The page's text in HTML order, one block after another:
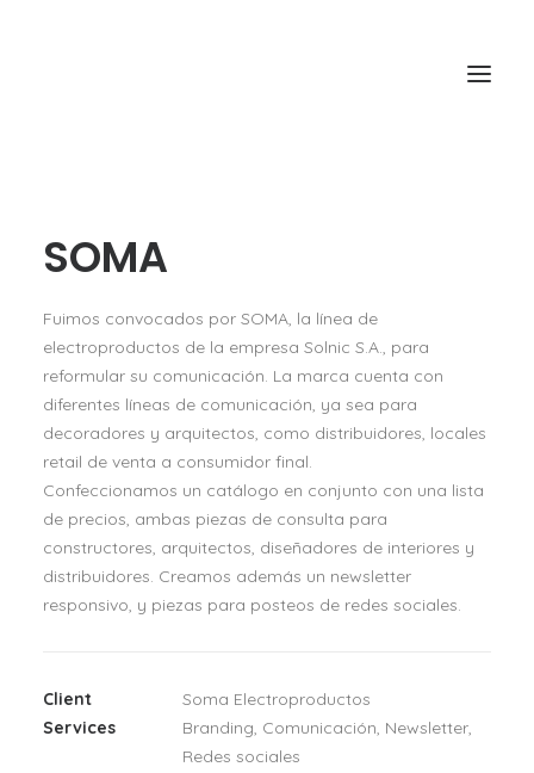
QUÉ HACEMOS
CÓMO LO HACEMOS
CONTACTO
SOMA
Fuimos convocados por SOMA, la línea de
electroproductos de la empresa Solnic S.A., para
reformular su comunicación. La marca cuenta con
diferentes líneas de comunicación, ya sea para
decoradores y arquitectos, como distribuidores, locales
retail de venta a consumidor final.
Confeccionamos un catálogo en conjunto con una lista
de precios, ambas piezas de consulta para
constructores, arquitectos, diseñadores de interiores y
distribuidores. Creamos además un newsletter
responsivo, y piezas para posteos de redes sociales.
Client
Soma Electroproductos
Services
Branding, Comunicación, Newsletter,
Redes sociales